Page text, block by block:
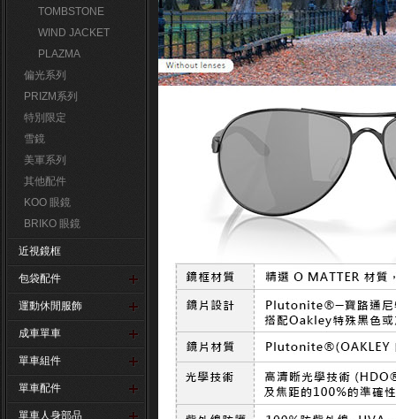
TOMBSTONE
WIND JACKET
PLAZMA
偏光系列
PRIZM系列
特別限定
雪鏡
美軍系列
其他配件
KOO 眼鏡
BRIKO 眼鏡
近視鏡框
包袋配件
運動休閒服飾
成車單車
單車組件
單車配件
單車人身部品